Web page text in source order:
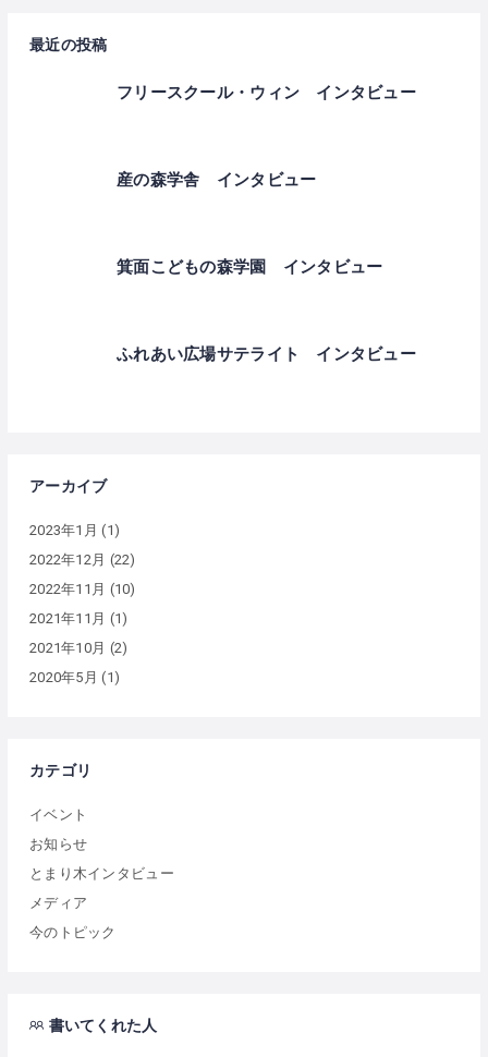
最近の投稿
フリースクール・ウィン インタビュー
産の森学舎 インタビュー
箕面こどもの森学園 インタビュー
ふれあい広場サテライト インタビュー
アーカイブ
2023年1月 (1)
2022年12月 (22)
2022年11月 (10)
2021年11月 (1)
2021年10月 (2)
2020年5月 (1)
カテゴリ
イベント
お知らせ
とまり木インタビュー
メディア
今のトピック
書いてくれた人